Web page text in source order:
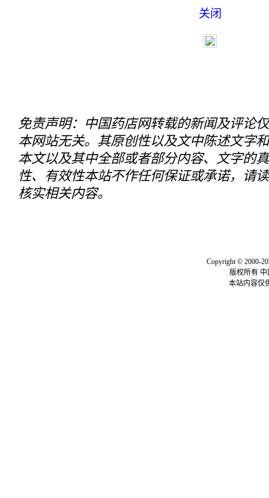
关闭
免责声明：中国药店网转载的新闻及评论
本网站无关。其原创性以及文中陈述文字
本文以及其中全部或者部分内容、文字的
性、有效性本站不作任何保证或承诺，请
核实相关内容。
Copyright © 2000-
版权所有
本站内容仅